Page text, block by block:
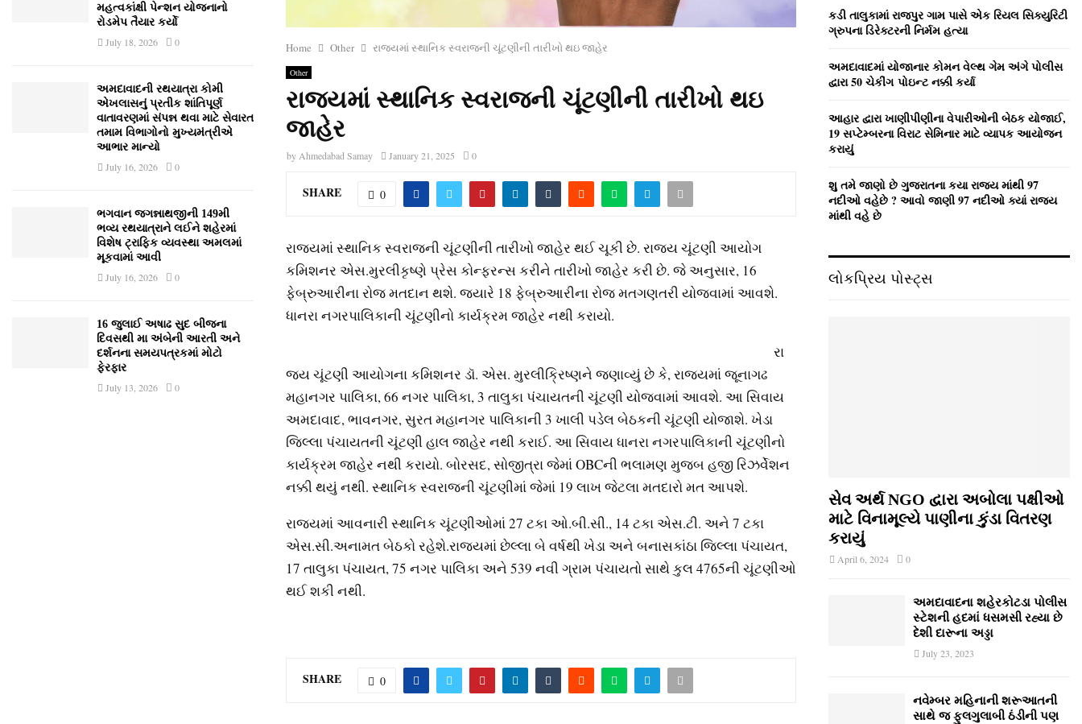
Home Other રાજ્યમાં સ્થાનિક સ્વરાજની ચૂંટણીની તારીખો થઇ જાહેર
Other
રાજ્યમાં સ્થાનિક સ્વરાજની ચૂંટણીની તારીખો થઇ
જાહેર
by Ahmedabad Samay January 21, 2025 0
SHARE 0
રાજ્યમાં સ્થાનિક સ્વરાજની ચૂંટણીની તારીખો જાહેર થઈ ચૂકી છે. રાજ્ય ચૂંટણી આયોગ
કમિશનર એસ.મુરલીકૃષ્ણે પ્રેસ કોન્ફરન્સ કરીને તારીખો જાહેર કરી છે. જે અનુસાર, 16
ફેબ્રુઆરીના રોજ મતદાન થશે. જ્યારે 18 ફેબ્રુઆરીના રોજ મતગણતરી યોજવામાં આવશે.
ધાનરા નગરપાલિકાની ચૂંટણીનો કાર્યક્રમ જાહેર નથી કરાયો.
રા
જ્ય ચૂંટણી આયોગના કમિશનર ડૉ. એસ. મુરલીક્રિષ્ણને જણાવ્યું છે કે, રાજ્યમાં જૂનાગઢ
મહાનગર પાલિકા, 66 નગર પાલિકા, 3 તાલુકા પંચાયતની ચૂંટણી યોજવામાં આવશે. આ સિવાય
અમદાવાદ, ભાવનગર, સુરત મહાનગર પાલિકાની 3 ખાલી પડેલ બેઠકની ચૂંટણી યોજાશે. ખેડા
જિલ્લા પંચાયતની ચૂંટણી હાલ જાહેર નથી કરાઈ. આ સિવાય ધાનરા નગરપાલિકાની ચૂંટણીનો
કાર્યક્રમ જાહેર નથી કરાયો. બોરસદ, સોજીત્રા જેમાં OBCની ભલામણ મુજબ હજી રિઝર્વેશન
નક્કી થયું નથી. સ્થાનિક સ્વરાજની ચૂંટણીમાં જેમાં 19 લાખ જેટલા મતદારો મત આપશે.
રાજ્યમાં આવનારી સ્થાનિક ચૂંટણીઓમાં 27 ટકા ઓ.બી.સી., 14 ટકા એસ.ટી. અને 7 ટકા
એસ.સી.અનામત બેઠકો રહેશે.રાજ્યમાં છેલ્લા બે વર્ષથી ખેડા અને બનાસકાંઠા જિલ્લા પંચાયત,
17 તાલુકા પંચાયત, 75 નગર પાલિકા અને 539 નવી ગ્રામ પંચાયતો સાથે કુલ 4765ની ચૂંટણીઓ
થઈ શકી નથી.
SHARE 0
મહત્વકાંક્ષી પેન્શન યોજનાનો
રોડમેપ તૈયાર કર્યો
July 18, 2026 0
અમદાવાદની રથયાત્રા કોમી
એખલાસનું પ્રતીક શાંતિપૂર્ણ
વાતાવરણમાં સંપન્ન થવા માટે સેવારત
તમામ વિભાગોનો મુખ્યમંત્રીએ
આભાર માન્યો
July 16, 2026 0
ભગવાન જગન્નાથજીની 149મી
ભવ્ય રથયાત્રાને લઈને શહેરમાં
વિશેષ ટ્રાફિક વ્યવસ્થા અમલમાં
મૂકવામાં આવી
July 16, 2026 0
16 જુલાઈ અષાઢ સુદ બીજના
દિવસથી મા અંબેની આરતી અને
દર્શનના સમયપત્રકમાં મોટો
ફેરફાર
July 13, 2026 0
H
કડી તાલુકામાં રાજપુર ગામ પાસે એક રિયલ સિક્યુરિટી
ગ્રુપના ડિરેક્ટરની નિર્મમ હત્યા
અમદાવાદમાં યોજાનાર કોમન વેલ્‍થ ગેમ અંગે પોલીસ
દ્વારા 50 ચેકીંગ પોઇન્‍ટ નક્કી કર્યા
આહાર દ્વારા ખાણીપીણીના વેપારીઓની બેઠક યોજાઈ,
19 સપ્ટેમ્બરના વિરાટ સેમિનાર માટે વ્યાપક આયોજન
કરાયું
શુ તમે જાણો છે ગુજરાતના કયા રાજ્ય માંથી 97
નદીઓ વહેછે ? આવો જાણી 97 નદીઓ ક્યાં રાજ્ય
માંથી વહે છે
લોકપ્રિય પોસ્ટ્સ
સેવ અર્થ NGO દ્વારા અબોલા પક્ષીઓ
માટે વિનામૂલ્યે પાણીના કુંડા વિતરણ
કરાયું
April 6, 2024 0
અમદાવાદના શહેરકોટડા પોલીસ
સ્ટેશની હદમાં ધસમસી રહ્યા છે
દેશી દારૂના અડ્ડા
July 23, 2023
નવેમ્‍બર મહિનાની શરૂઆતની
સાથે જ ફુલગુલાબી ઠંડીની પણ